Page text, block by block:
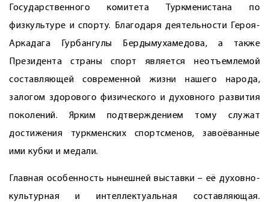
Государственного комитета Туркменистана по
физкультуре и спорту. Благодаря деятельности Героя-
Аркадага Гурбангулы Бердымухамедова, а также
Президента страны спорт является неотъемлемой
составляющей современной жизни нашего народа,
залогом здорового физического и духовного развития
поколений. Ярким подтверждением тому служат
достижения туркменских спортсменов, завоёванные
ими кубки и медали.
Главная особенность нынешней выставки – её духовно-
культурная и интеллектуальная составляющая.